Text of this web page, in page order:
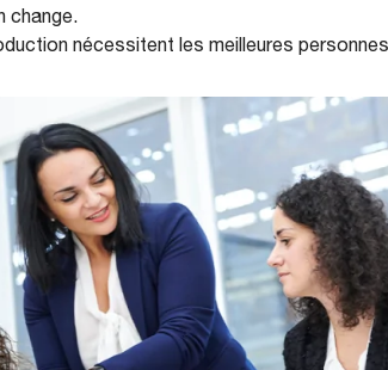
change.
nécessitent les meilleures